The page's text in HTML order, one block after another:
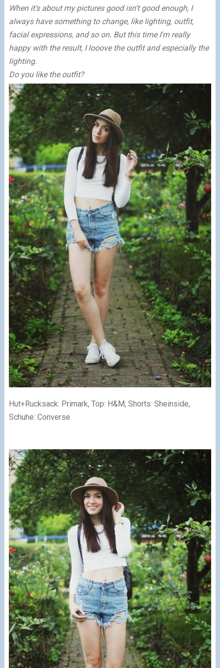
When it's about my pictures good isn't good enough, I
always have something to change, like lighting, outfit,
facial expressions, and so on. But this time I'm really
happy with the result, I looove the outfit and especially the
lighting.
Do you like the outfit?
Hut+Rucksack: Primark, Top: H&M, Shorts: Sheinside,
Schuhe: Converse